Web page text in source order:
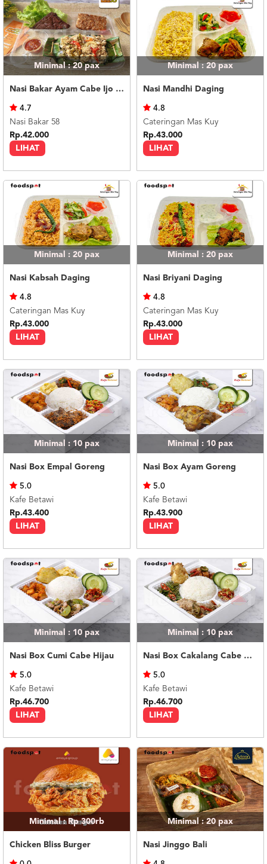
Minimal : 20pax
Nasi Bakar Ayam Cabe Ijo + Tahu Tempe
LIHAT
4.7
Nasi Bakar 58
Rp.42.000
Minimal : 20pax
Nasi Mandhi Daging
LIHAT
4.8
Cateringan Mas Kuy
Rp.43.000
Minimal : 20 pax
Nasi Kabsah Daging
LIHAT
4.8
Cateringan Mas Kuy
Rp.43.000
Minimal : 20 pax
Nasi Briyani Daging
LIHAT
4.8
Cateringan Mas Kuy
Rp.43.000
Minimal : 10 pax
Nasi Box Empal Goreng
LIHAT
5.0
Kafe Betawi
Rp.43.400
Minimal : 10pax
Nasi Box Ayam Goreng
LIHAT
5.0
Kafe Betawi
Rp.43.900
Minimal : 10pax
Nasi Box Cumi Cabe Hijau
LIHAT
5.0
Kafe Betawi
Rp.46.700
Minimal : 10pax
Nasi Box Cakalang Cabe Hijau
LIHAT
5.0
Kafe Betawi
Rp.46.700
Minimal : Rp 300rb
Chicken Bliss Burger
Minimal : 20pax
Nasi Jinggo Bali